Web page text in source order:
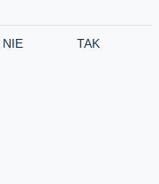
NIE TAK